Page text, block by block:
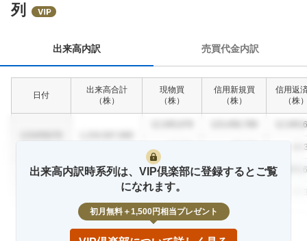
列
来
訳
出来高内訳 売買代金内訳
日付
出来高合計
（株）
現物買
（株）
信用新規買
（株）
信用返
（株
1,234,567,890
12,345,678 123,456,789
12.3
12,345,678 123,456,789
12.3 %
出来高内訳時系列は、VIP倶楽部に登録するとご覧
になれます。
初月無料＋1,500円相当プレゼント